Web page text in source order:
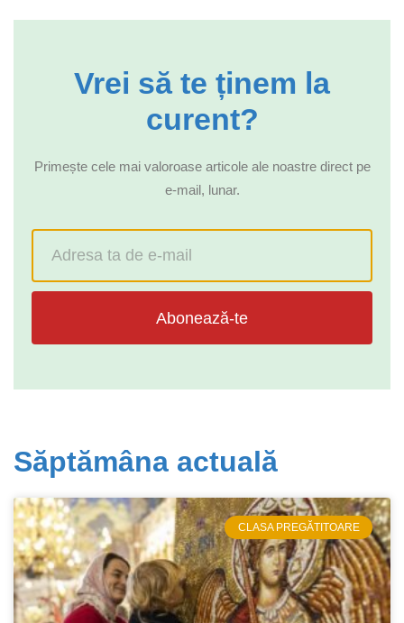
Vrei să te ținem la
curent?
Primește cele mai valoroase articole ale noastre direct pe
e-mail, lunar.
Abonează-te
Săptămâna actuală
CLASA PREGĂTITOARE